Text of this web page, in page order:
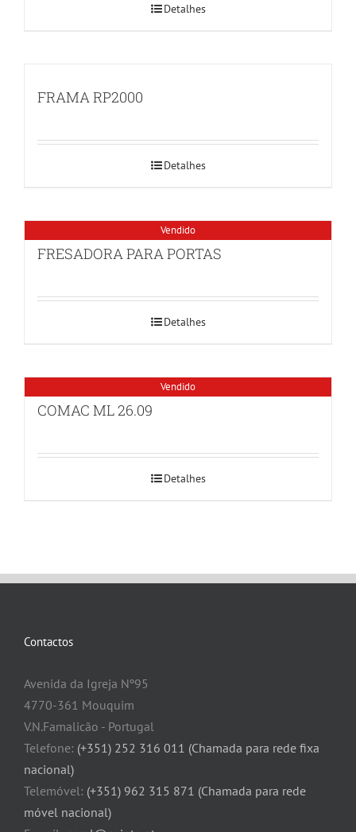
Detalhes
FRAMA RP2000
Detalhes
Vendido
FRESADORA PARA PORTAS
Detalhes
Vendido
COMAC ML 26.09
Detalhes
Contactos
Avenida da Igreja Nº95
4770-361 Mouquim
V.N.Famalicão - Portugal
Telefone: (+351) 252 316 011 (Chamada para rede fixa
nacional)
Telemóvel: (+351) 962 315 871 (Chamada para rede
móvel nacional)